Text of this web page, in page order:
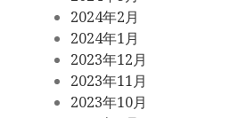
2024年2月
2024年1月
2023年12月
2023年11月
2023年10月